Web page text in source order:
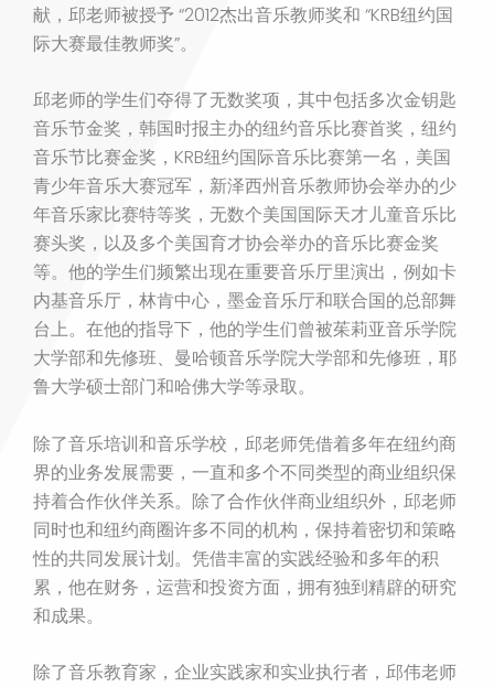
献，邱老师被授予 “2012杰出音乐教师奖和 “KRB纽约国
际大赛最佳教师奖”。
邱老师的学生们夺得了无数奖项，其中包括多次金钥匙
音乐节金奖，韩国时报主办的纽约音乐比赛首奖，纽约
音乐节比赛金奖，KRB纽约国际音乐比赛第一名，美国
青少年音乐大赛冠军，新泽西州音乐教师协会举办的少
年音乐家比赛特等奖，无数个美国国际天才儿童音乐比
赛头奖，以及多个美国育才协会举办的音乐比赛金奖
等。他的学生们频繁出现在重要音乐厅里演出，例如卡
内基音乐厅，林肯中心，墨金音乐厅和联合国的总部舞
台上。在他的指导下，他的学生们曾被茱莉亚音乐学院
大学部和先修班、曼哈顿音乐学院大学部和先修班，耶
鲁大学硕士部门和哈佛大学等录取。
除了音乐培训和音乐学校，邱老师凭借着多年在纽约商
界的业务发展需要，一直和多个不同类型的商业组织保
持着合作伙伴关系。除了合作伙伴商业组织外，邱老师
同时也和纽约商圈许多不同的机构，保持着密切和策略
性的共同发展计划。凭借丰富的实践经验和多年的积
累，他在财务，运营和投资方面，拥有独到精辟的研究
和成果。
除了音乐教育家，企业实践家和实业执行者，邱伟老师